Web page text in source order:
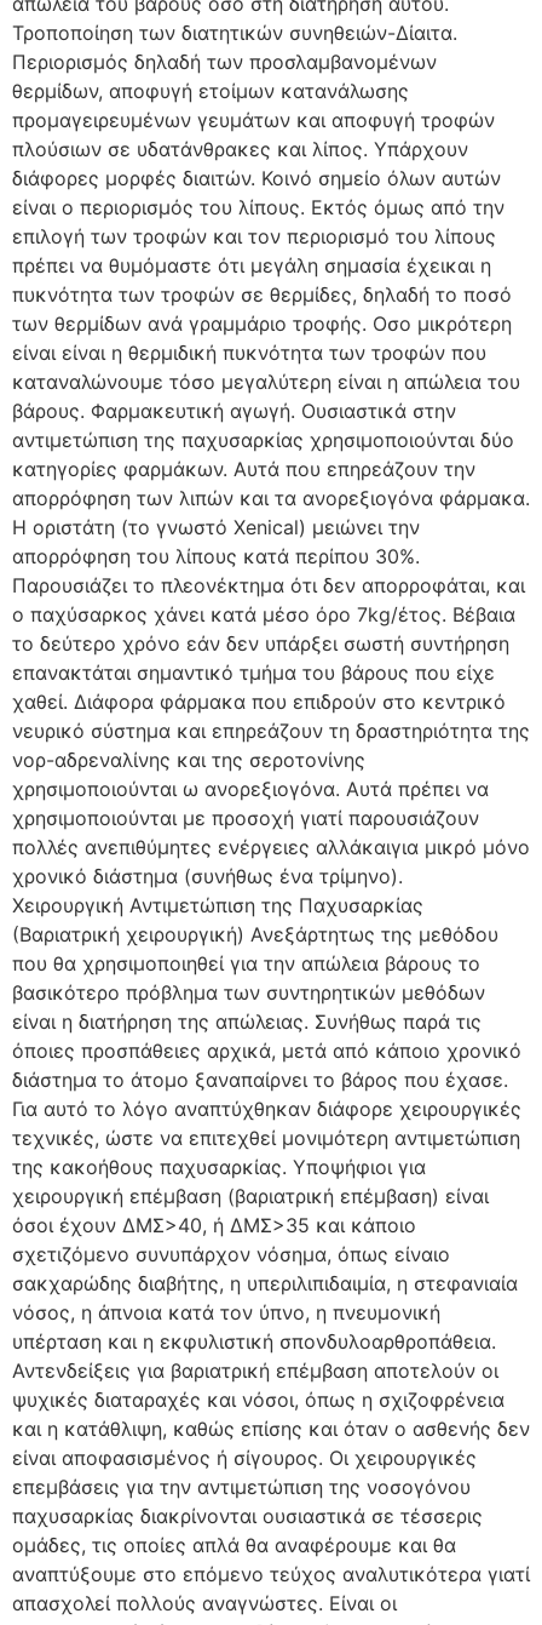
Τροποποίηση των διατητικών συνηθειών-Δίαιτα.
Περιορισμός δηλαδή των προσλαμβανομένων
θερμίδων, αποφυγή ετοίμων κατανάλωσης
προμαγειρευμένων γευμάτων και αποφυγή τροφών
πλούσιων σε υδατάνθρακες και λίπος. Υπάρχουν
διάφορες μορφές διαιτών. Κοινό σημείο όλων αυτών
είναι ο περιορισμός του λίπους. Εκτός όμως από την
επιλογή των τροφών και τον περιορισμό του λίπους
πρέπει να θυμόμαστε ότι μεγάλη σημασία έχεικαι η
πυκνότητα των τροφών σε θερμίδες, δηλαδή το ποσό
των θερμίδων ανά γραμμάριο τροφής. Οσο μικρότερη
είναι είναι η θερμιδική πυκνότητα των τροφών που
καταναλώνουμε τόσο μεγαλύτερη είναι η απώλεια του
βάρους. Φαρμακευτική αγωγή. Ουσιαστικά στην
αντιμετώπιση της παχυσαρκίας χρησιμοποιούνται δύο
κατηγορίες φαρμάκων. Αυτά που επηρεάζουν την
απορρόφηση των λιπών και τα ανορεξιογόνα φάρμακα.
Η οριστάτη (το γνωστό Xenical) μειώνει την
απορρόφηση του λίπους κατά περίπου 30%.
Παρουσιάζει το πλεονέκτημα ότι δεν απορροφάται, και
ο παχύσαρκος χάνει κατά μέσο όρο 7kg/έτος. Βέβαια
το δεύτερο χρόνο εάν δεν υπάρξει σωστή συντήρηση
επανακτάται σημαντικό τμήμα του βάρους που είχε
χαθεί. Διάφορα φάρμακα που επιδρούν στο κεντρικό
νευρικό σύστημα και επηρεάζουν τη δραστηριότητα της
νορ-αδρεναλίνης και της σεροτονίνης
χρησιμοποιούνται ω ανορεξιογόνα. Αυτά πρέπει να
χρησιμοποιούνται με προσοχή γιατί παρουσιάζουν
πολλές ανεπιθύμητες ενέργειες αλλάκαιγια μικρό μόνο
χρονικό διάστημα (συνήθως ένα τρίμηνο).
Χειρουργική Αντιμετώπιση της Παχυσαρκίας
(Βαριατρική χειρουργική) Ανεξάρτητως της μεθόδου
που θα χρησιμοποιηθεί για την απώλεια βάρους το
βασικότερο πρόβλημα των συντηρητικών μεθόδων
είναι η διατήρηση της απώλειας. Συνήθως παρά τις
όποιες προσπάθειες αρχικά, μετά από κάποιο χρονικό
διάστημα το άτομο ξαναπαίρνει το βάρος που έχασε.
Για αυτό το λόγο αναπτύχθηκαν διάφορε χειρουργικές
τεχνικές, ώστε να επιτεχθεί μονιμότερη αντιμετώπιση
της κακοήθους παχυσαρκίας. Υποψήφιοι για
χειρουργική επέμβαση (βαριατρική επέμβαση) είναι
όσοι έχουν ΔΜΣ>40, ή ΔΜΣ>35 και κάποιο
σχετιζόμενο συνυπάρχον νόσημα, όπως είναιο
σακχαρώδης διαβήτης, η υπεριλιπιδαιμία, η στεφανιαία
νόσος, η άπνοια κατά τον ύπνο, η πνευμονική
υπέρταση και η εκφυλιστική σπονδυλοαρθροπάθεια.
Αντενδείξεις για βαριατρική επέμβαση αποτελούν οι
ψυχικές διαταραχές και νόσοι, όπως η σχιζοφρένεια
και η κατάθλιψη, καθώς επίσης και όταν ο ασθενής δεν
είναι αποφασισμένος ή σίγουρος. Οι χειρουργικές
επεμβάσεις για την αντιμετώπιση της νοσογόνου
παχυσαρκίας διακρίνονται ουσιαστικά σε τέσσερις
ομάδες, τις οποίες απλά θα αναφέρουμε και θα
αναπτύξουμε στο επόμενο τεύχος αναλυτικότερα γιατί
απασχολεί πολλούς αναγνώστες. Είναι οι